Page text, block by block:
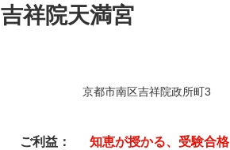
吉祥院天満宮
京都市南区吉祥院政所町3
ご利益：
知恵が授かる、受験合格